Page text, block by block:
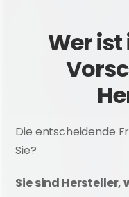
Wer ist
Die entscheidende
Sie?
Sie sind Hersteller,